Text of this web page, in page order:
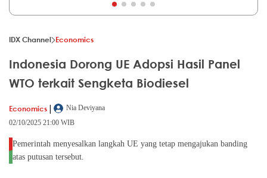
IDX Channel Economics
Indonesia Dorong UE Adopsi Hasil Panel
WTO terkait Sengketa Biodiesel
Economics |
Nia Deviyana
02/10/2025 21:00 WIB
Pemerintah menyesalkan langkah UE yang tetap mengajukan banding
atas putusan tersebut.